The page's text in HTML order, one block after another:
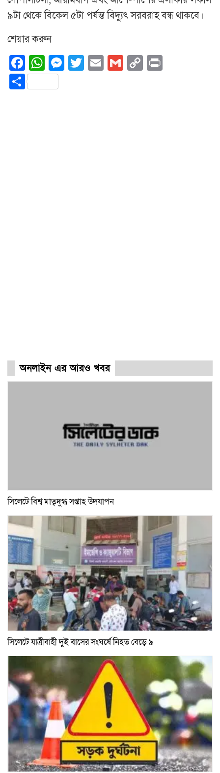
৯টা থেকে বিকেল ৫টা পর্যন্ত বিদ্যুৎ সরবরাহ বন্ধ থাকবে।
শেয়ার করুন
Facebook
WhatsApp
Messenger
Twitter
EmailGmail
Copy
Share
অনলাইন এর আরও খবর
সিলেটে বিশ্ব মাতৃদুগ্ধ সপ্তাহ উদযাপন
সিলেটে যাত্রীবাহী দুই বাসের সংঘর্ষে নিহত বেড়ে ৯